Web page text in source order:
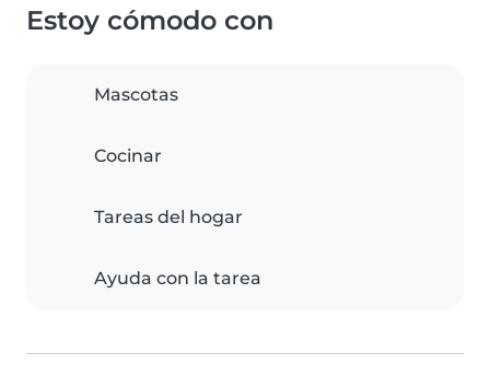
Estoy cómodo con
Mascotas
Cocinar
Tareas del hogar
Ayuda con la tarea